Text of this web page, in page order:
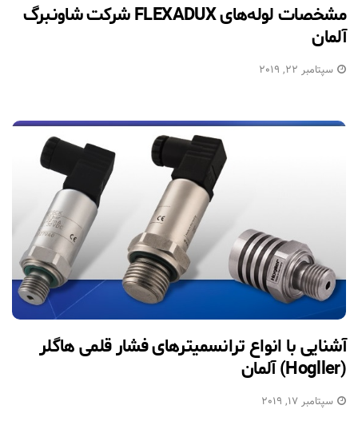
مشخصات لوله‌های FLEXADUX شرکت شاونبرگ
آلمان
سپتامبر 22, 2019
آشنایی با انواع ترانسمیترهای فشار قلمی هاگلر
(Hogller) آلمان
سپتامبر 17, 2019